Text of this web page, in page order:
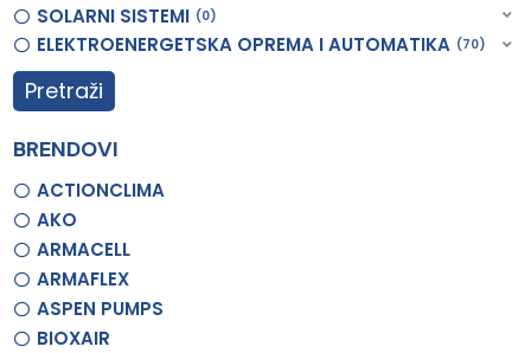
SOLARNI SISTEMI 0
ELEKTROENERGETSKA OPREMA I AUTOMATIKA 70
Pretraži
BRENDOVI
ACTIONCLIMA
AKO
ARMACELL
ARMAFLEX
ASPEN PUMPS
BIOXAIR